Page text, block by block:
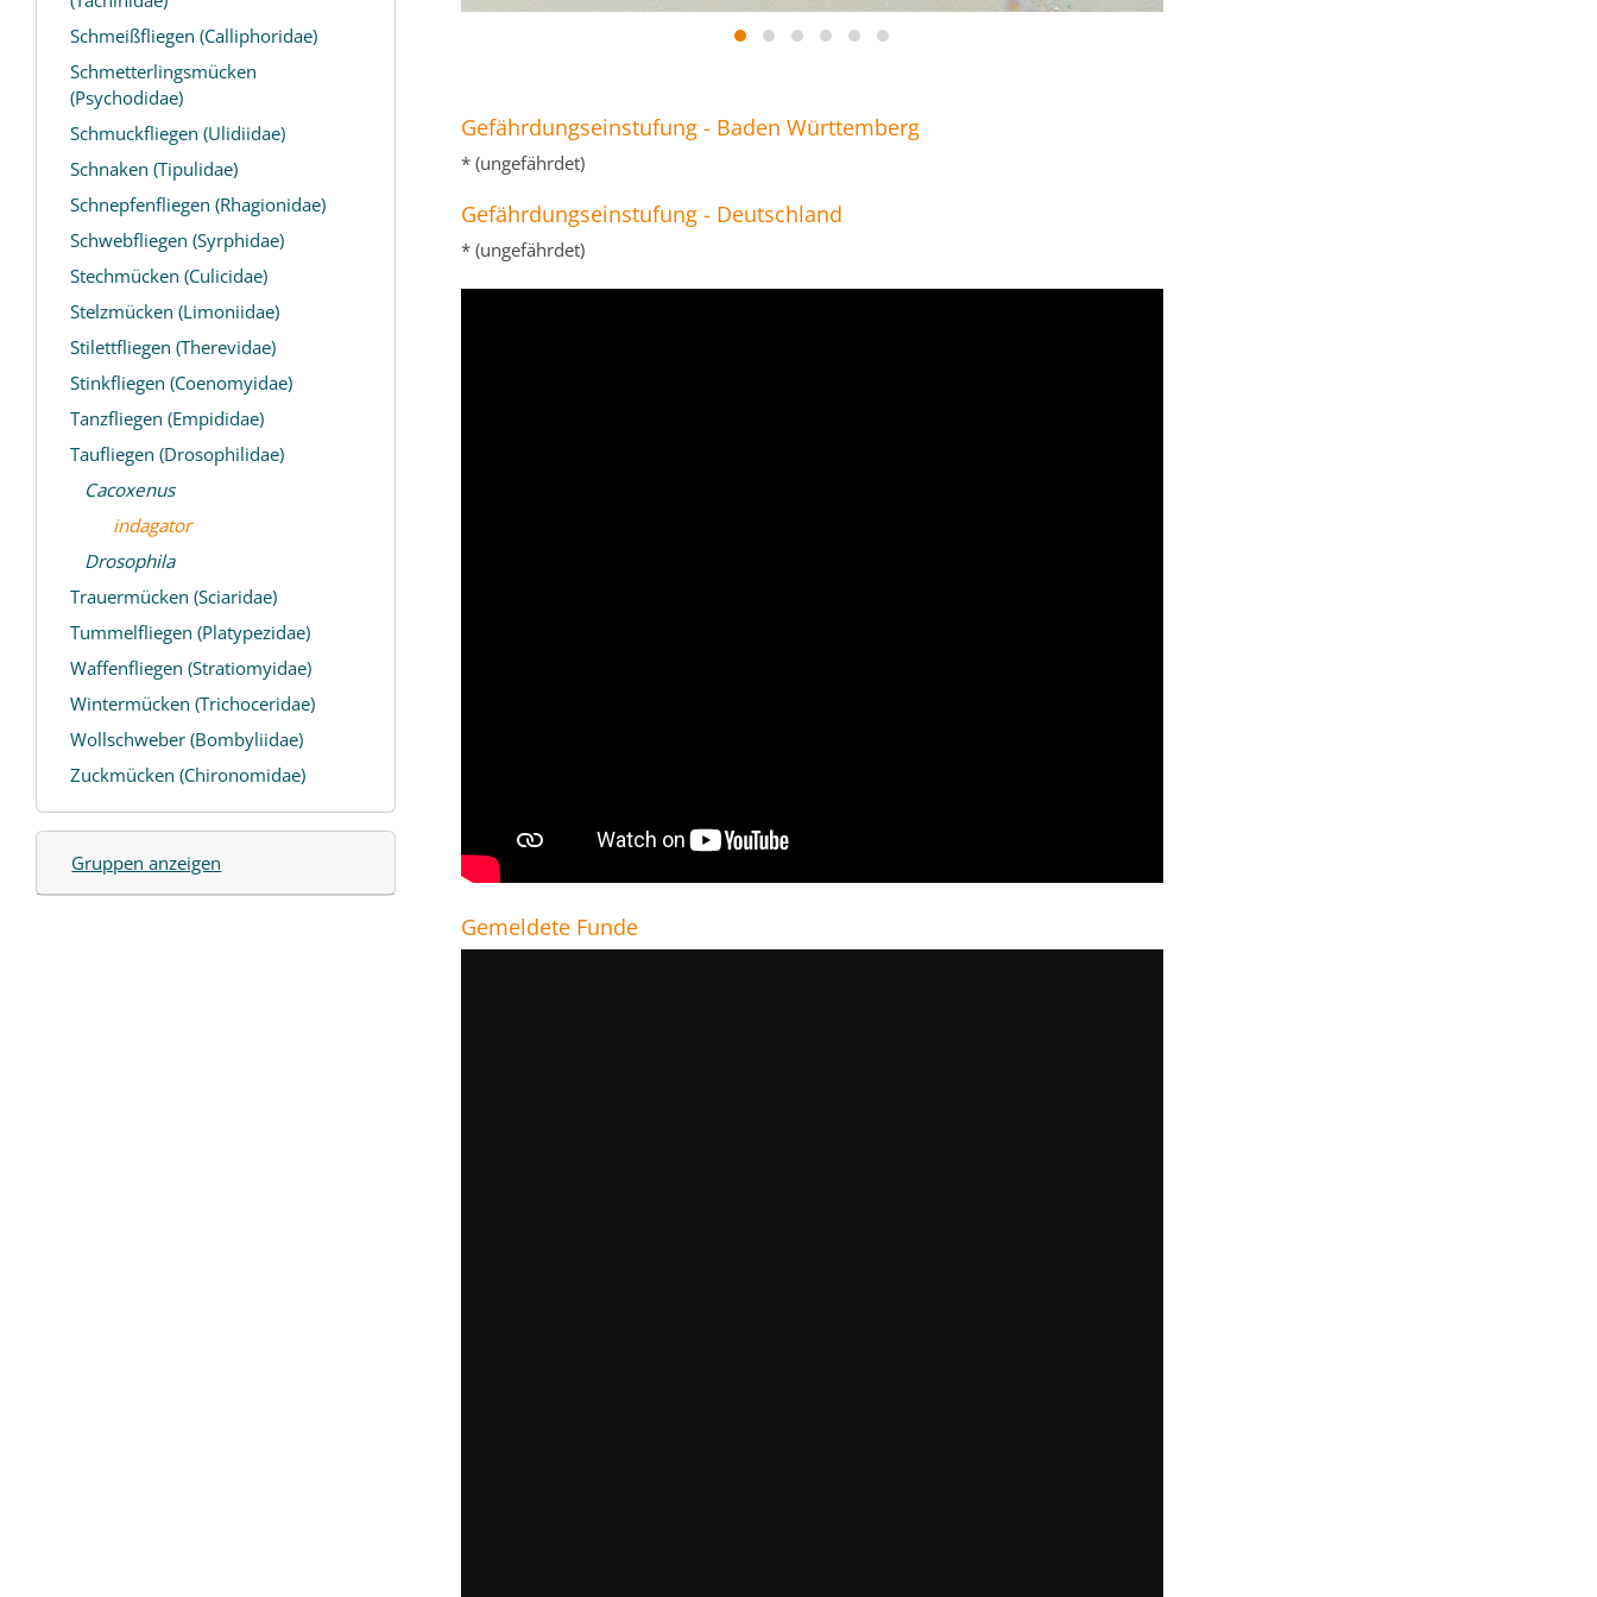
Gefährdungseinstufung - Baden Württemberg
* (ungefährdet)
Gefährdungseinstufung - Deutschland
* (ungefährdet)
Gemeldete Funde
Schmeißfliegen (Calliphoridae)
Schmetterlingsmücken
(Psychodidae)
Schmuckfliegen (Ulidiidae)
Schnaken (Tipulidae)
Schnepfenfliegen (Rhagionidae)
Schwebfliegen (Syrphidae)
Stechmücken (Culicidae)
Stelzmücken (Limoniidae)
Stilettfliegen (Therevidae)
Stinkfliegen (Coenomyidae)
Tanzfliegen (Empididae)
Taufliegen (Drosophilidae)
Cacoxenus
indagator
Drosophila
Trauermücken (Sciaridae)
Tummelfliegen (Platypezidae)
Waffenfliegen (Stratiomyidae)
Wintermücken (Trichoceridae)
Wollschweber (Bombyliidae)
Zuckmücken (Chironomidae)
Gruppen anzeigen